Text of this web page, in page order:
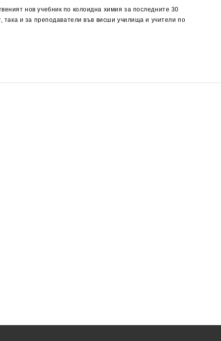
нов учебник по колоидна химия за последните 30
така и за преподаватели във висши училища и учители по